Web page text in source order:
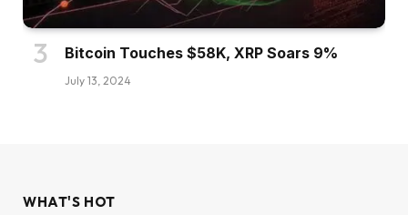
Bitcoin Touches $58K, XRP Soars 9%
July 13, 2024
WHAT'S HOT